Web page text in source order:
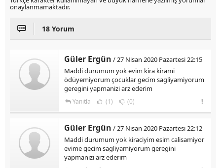
onaylanmamaktadır.
18 Yorum
Güler Ergün / 27 Nisan 2020 Pazartesi 22:15
Maddi durumum yok evim kira kirami
ödüyemiyorum çocuklar gecim sagliyamiyorum
geregini yapmanizi arz ederim
Yanıtla (1) (0)
Güler Ergün / 27 Nisan 2020 Pazartesi 22:12
Maddi durumum yok kiraciyim esim calisamiyor
evime gecim sagliyamiyorum geregini
yapmanizi arz ederim